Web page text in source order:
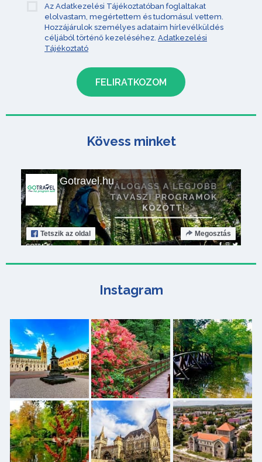
Az Adatkezelési Tájékoztatóban foglaltakat
elolvastam, megértettem és tudomásul vettem.
Hozzájárulok személyes adataim hírlevélküldés
céljából történő kezeléséhez. Adatkezelési
Tájékoztató
Kövess minket
Gotravel.hu
Tetszik az oldal Megosztás
Instagram